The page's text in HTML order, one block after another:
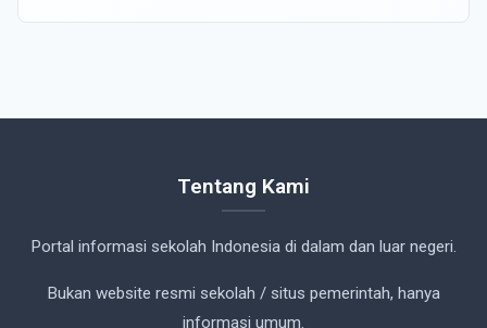
Tentang Kami
Portal informasi sekolah Indonesia di dalam dan luar negeri.
Bukan website resmi sekolah / situs pemerintah, hanya
informasi umum.